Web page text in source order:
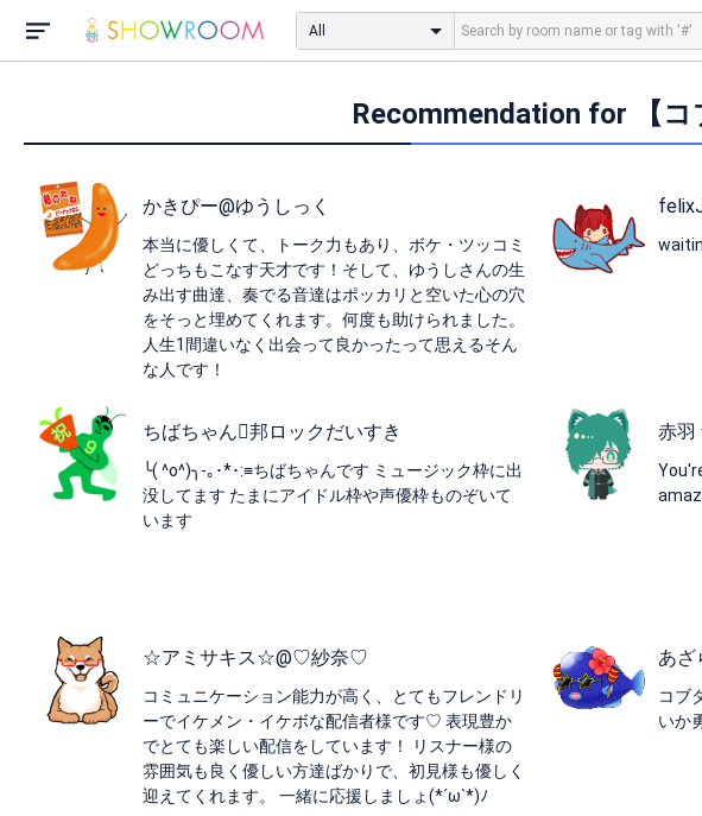
All
Recommendation for 【コ
かきぴー@ゆうしっく
本当に優しくて、トーク力もあり、ボケ・ツッコミ
どっちもこなす天才です！そして、ゆうしさんの生
み出す曲達、奏でる音達はポッカリと空いた心の穴
をそっと埋めてくれます。何度も助けられました。
人生1間違いなく出会って良かったって思えるそん
な人です！
ちばちゃん邦ロックだいすき
╰( ^o^)╮-｡･*･:≡ちばちゃんです ミュージック枠に出
没してます たまにアイドル枠や声優枠ものぞいて
います
赤羽
☆アミサキス☆@♡紗奈♡
コミュニケーション能力が高く、とてもフレンドリ
ーでイケメン・イケボな配信者様です♡ 表現豊か
でとても楽しい配信をしています！ リスナー様の
雰囲気も良く優しい方達ばかりで、初見様も優しく
迎えてくれます。 一緒に応援しましょ(*´ω`*)ﾉ
あざ
コブ
いか